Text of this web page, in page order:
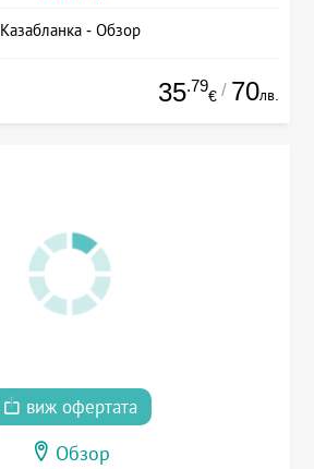
Казабланка - Обзор
35.79
€ / 70лв.
виж офертата
Обзор